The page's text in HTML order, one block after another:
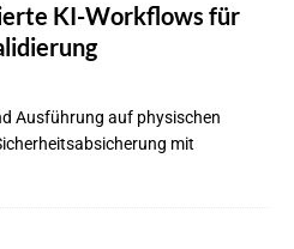
KI-Workflows für
Ausführung auf physischen
mit